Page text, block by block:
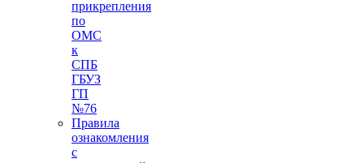
прикрепления
по
ОМС
к
СПБ
ГБУЗ
ГП
№76
Правила
ознакомления
с